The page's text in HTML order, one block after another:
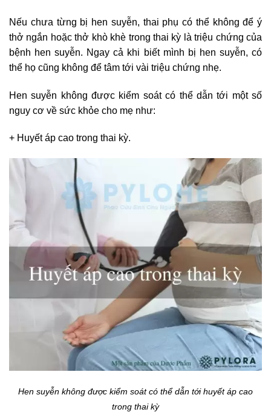
Nếu chưa từng bị hen suyễn, thai phụ có thể không để ý
thở ngắn hoặc thở khò khè trong thai kỳ là triệu chứng của
bệnh hen suyễn. Ngay cả khi biết mình bị hen suyễn, có
thể họ cũng không để tâm tới vài triệu chứng nhẹ.
Hen suyễn không được kiểm soát có thể dẫn tới một số
nguy cơ về sức khỏe cho mẹ như:
+ Huyết áp cao trong thai kỳ.
Hen suyễn không được kiểm soát có thể dẫn tới huyết áp cao
trong thai kỳ